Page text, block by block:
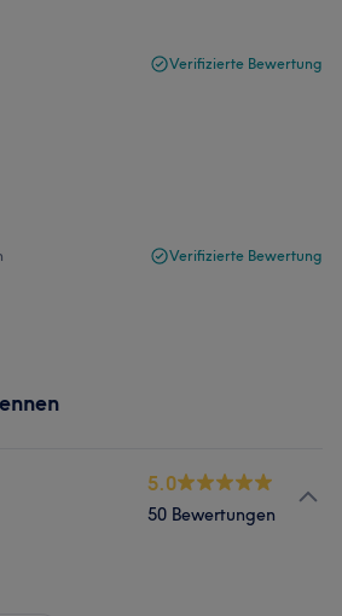
Verifizierte Bewertung
Verifizierte Bewertung
5.0
50 Bewertungen